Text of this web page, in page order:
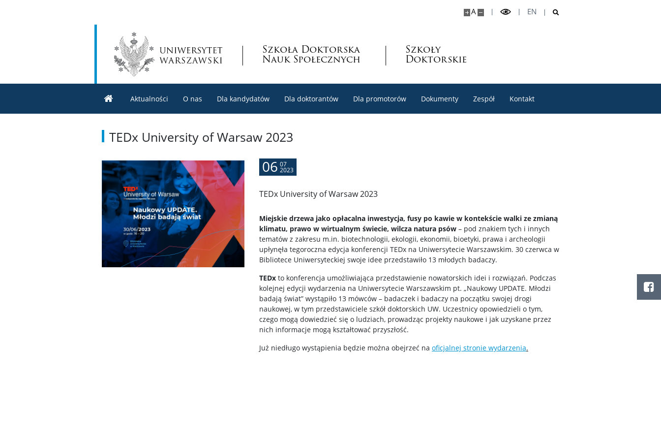
A EN
Szkoła Doktorska
Nauk Społecznych
Szkoły
Doktorskie
Aktualności O nas Dla kandydatów Dla doktorantów Dla promotorów Dokumenty Zespół Kontakt
TEDx University of Warsaw 2023
06 07
2023
TEDx University of Warsaw 2023
Miejskie drzewa jako opłacalna inwestycja, fusy po kawie w kontekście walki ze zmianą
klimatu, prawo w wirtualnym świecie, wilcza natura psów– pod znakiem tych i innych
tematów z zakresu m.in. biotechnologii, ekologii, ekonomii, bioetyki, prawa i archeologii
upłynęła tegoroczna edycja konferencji TEDx na Uniwersytecie Warszawskim. 30 czerwca w
Bibliotece Uniwersyteckiej swoje idee przedstawiło 13 młodych badaczy.
TEDxto konferencja umożliwiająca przedstawienie nowatorskich idei i rozwiązań. Podczas
kolejnej edycji wydarzenia na Uniwersytecie Warszawskim pt. „Naukowy UPDATE. Młodzi
badają świat” wystąpiło 13 mówców – badaczek i badaczy na początku swojej drogi
naukowej, w tym przedstawiciele szkół doktorskich UW. Uczestnicy opowiedzieli o tym,
czego mogą dowiedzieć się o ludziach, prowadząc projekty naukowe i jak uzyskane przez
nich informacje mogą kształtować przyszłość.
Już niedługo wystąpienia będzie można obejrzeć na oficjalnej stronie wydarzenia.